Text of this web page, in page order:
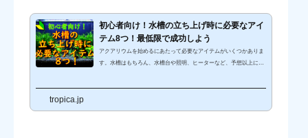
初心者向け！水槽の立ち上げ時に必要なアイ
テム8つ！最低限で成功しよう
アクアリウムを始めるにあたって必要なアイテムがいくつかありま
す。水槽はもちろん、水槽台や照明、ヒーターなど、予想以上にそ
tropica.jp